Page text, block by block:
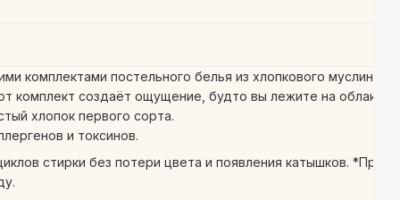
комплектами постельного белья из хлопкового муслина.
комплект создаёт ощущение, будто вы лежите на облаке.
хлопок первого сорта.
и токсинов.
стирки без потери цвета и появления катышков. *При